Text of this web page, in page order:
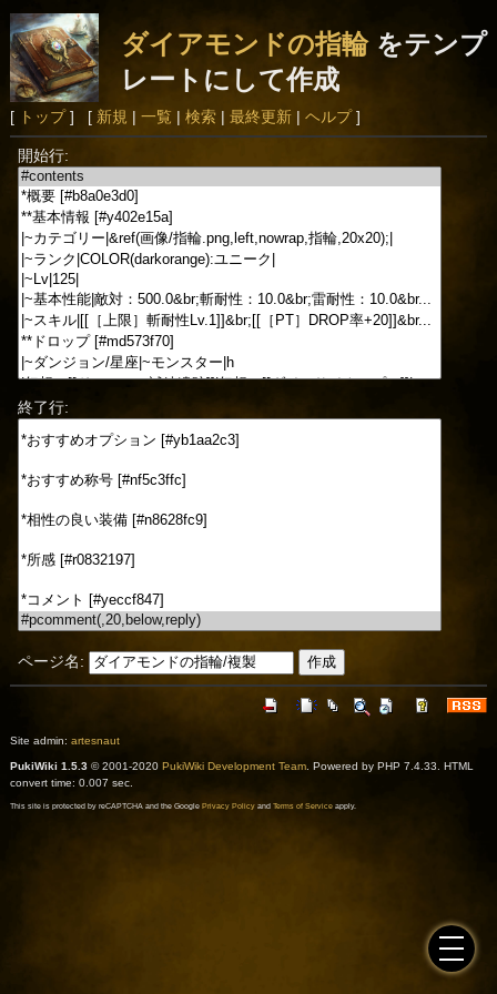
ダイアモンドの指輪をテンプ
レートにして作成
[ トップ] [ 新規 | 一覧 | 検索| 最終更新| ヘルプ]
開始行:
終了行:
ページ名:
Site admin: artesnaut
PukiWiki 1.5.3© 2001-2020 PukiWiki Development Team. Powered by PHP 7.4.33. HTML
convert time: 0.007 sec.
This site is protected by reCAPTCHA and the Google Privacy Policyand Terms of Serviceapply.